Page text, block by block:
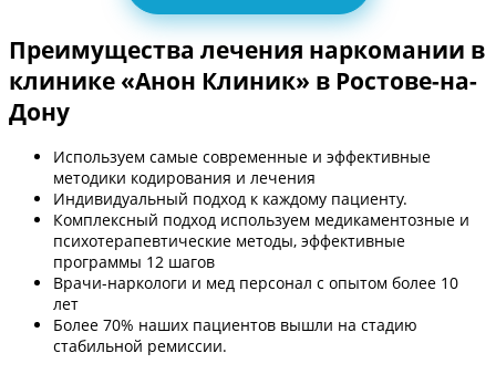
Преимущества лечения наркомании в
клинике «Анон Клиник» в Ростове-на-
Дону
Используем самые современные и эффективные
методики кодирования и лечения
Индивидуальный подход к каждому пациенту.
Комплексный подход используем медикаментозные и
психотерапевтические методы, эффективные
программы 12 шагов
Врачи-наркологи и мед персонал с опытом более 10
лет
Более 70% наших пациентов вышли на стадию
стабильной ремиссии.